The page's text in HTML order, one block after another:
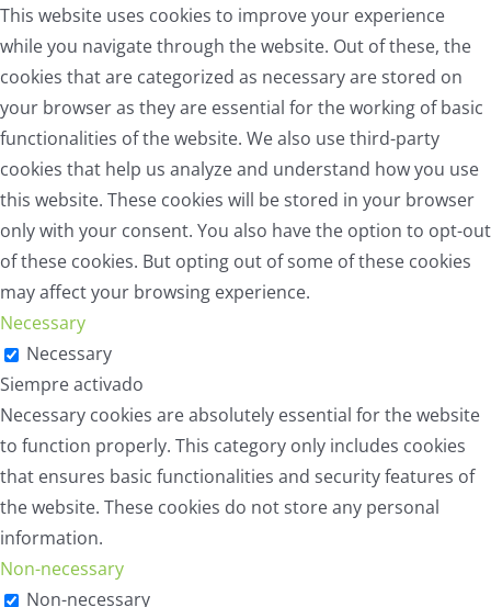
This website uses cookies to improve your experience
while you navigate through the website. Out of these, the
cookies that are categorized as necessary are stored on
your browser as they are essential for the working of basic
functionalities of the website. We also use third-party
cookies that help us analyze and understand how you use
this website. These cookies will be stored in your browser
only with your consent. You also have the option to opt-out
of these cookies. But opting out of some of these cookies
may affect your browsing experience.
Necessary
Necessary
Siempre activado
Necessary cookies are absolutely essential for the website
to function properly. This category only includes cookies
that ensures basic functionalities and security features of
the website. These cookies do not store any personal
information.
Non-necessary
Non-necessary